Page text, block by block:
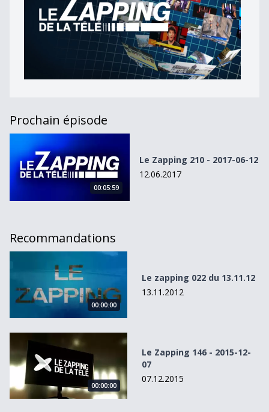
Prochain épisode
Le Zapping 210 - 2017-06-12
00:05:59
Le Zapping 210 - 2017-06-12
12.06.2017
Recommandations
Le zapping 022 du 13.11.12
00:00:00
Le zapping 022 du 13.11.12
13.11.2012
Le Zapping 146 - 2015-12-07
00:00:00
Le Zapping 146 - 2015-12-
07
07.12.2015